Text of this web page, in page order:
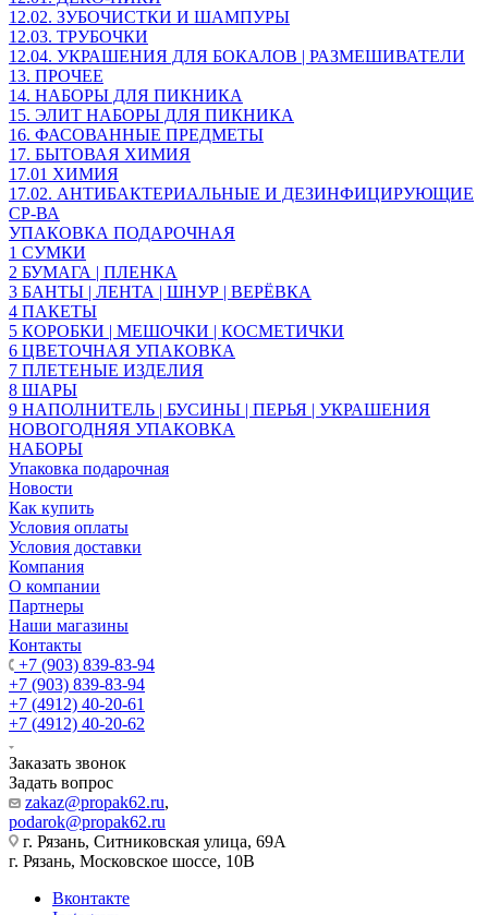
12.02. ЗУБОЧИСТКИ И ШАМПУРЫ
12.03. ТРУБОЧКИ
12.04. УКРАШЕНИЯ ДЛЯ БОКАЛОВ | РАЗМЕШИВАТЕЛИ
13. ПРОЧЕЕ
14. НАБОРЫ ДЛЯ ПИКНИКА
15. ЭЛИТ НАБОРЫ ДЛЯ ПИКНИКА
16. ФАСОВАННЫЕ ПРЕДМЕТЫ
17. БЫТОВАЯ ХИМИЯ
17.01 ХИМИЯ
17.02. АНТИБАКТЕРИАЛЬНЫЕ И ДЕЗИНФИЦИРУЮЩИЕ
СР-ВА
УПАКОВКА ПОДАРОЧНАЯ
1 СУМКИ
2 БУМАГА | ПЛЕНКА
3 БАНТЫ | ЛЕНТА | ШНУР | ВЕРЁВКА
4 ПАКЕТЫ
5 КОРОБКИ | МЕШОЧКИ | КОСМЕТИЧКИ
6 ЦВЕТОЧНАЯ УПАКОВКА
7 ПЛЕТЕНЫЕ ИЗДЕЛИЯ
8 ШАРЫ
9 НАПОЛНИТЕЛЬ | БУСИНЫ | ПЕРЬЯ | УКРАШЕНИЯ
НОВОГОДНЯЯ УПАКОВКА
НАБОРЫ
Упаковка подарочная
Новости
Как купить
Условия оплаты
Условия доставки
Компания
О компании
Партнеры
Наши магазины
Контакты
+7 (903) 839-83-94
+7 (903) 839-83-94
+7 (4912) 40-20-61
+7 (4912) 40-20-62
Заказать звонок
Задать вопрос
zakaz@propak62.ru,
podarok@propak62.ru
г. Рязань, Ситниковская улица, 69А
г. Рязань, Московское шоссе, 10В
Вконтакте